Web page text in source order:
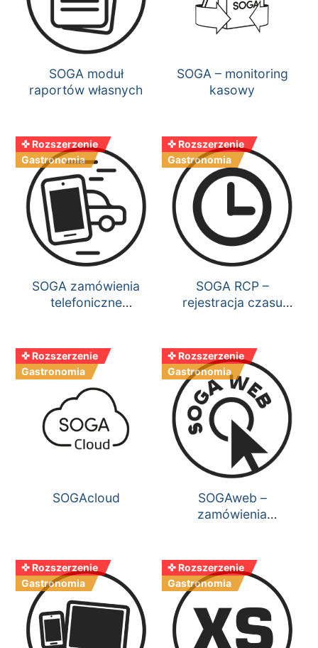
SOGA moduł
raportów własnych
SOGA – monitoring
kasowy
✜ Rozszerzenie
Gastronomia
SOGA zamówienia
telefoniczne
✜ Rozszerzenie
Gastronomia
SOGA RCP –
rejestracja czasu
✜ Rozszerzenie
Gastronomia
SOGAcloud
✜ Rozszerzenie
Gastronomia
SOGAweb –
zamówienia
✜ Rozszerzenie
Gastronomia
✜ Rozszerzenie
Gastronomia